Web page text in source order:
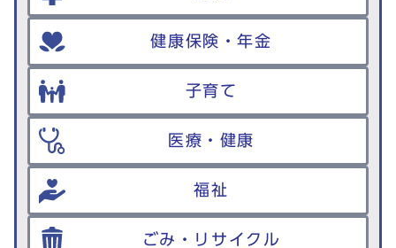
健康保険・年金
子育て
医療・健康
福祉
ごみ・リサイクル